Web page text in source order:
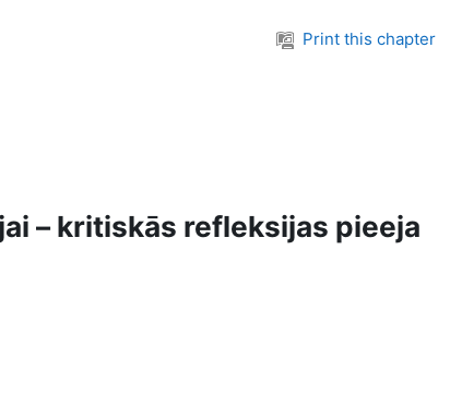
Print this chapter
– kritiskās refleksijas pieeja